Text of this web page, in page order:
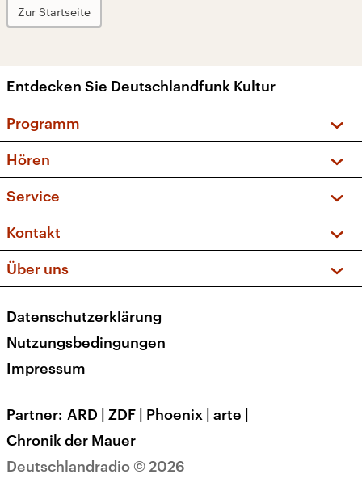
Zur Startseite
Entdecken Sie Deutschlandfunk Kultur
Programm
Sendungen und Podcasts
Musikliste
Kakadu – Das Kinderprogramm
Hören
Frequenzen (UKW + DAB+)
Service
FAQ
Apps
Newsletter
Veranstaltungen
Kontakt
Social Media
Über uns
Presse
Karriere
Transparenz
Deutschlandradio © 2026
Datenschutzerklärung
Nutzungsbedingungen
Impressum
Partner ARD | ZDF | Phoenix | arte |
Chronik der Mauer